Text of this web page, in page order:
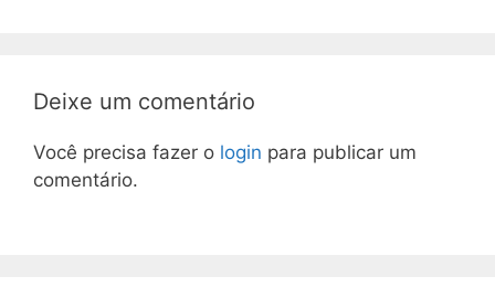
Deixe um comentário
Você precisa fazer o login para publicar um
comentário.